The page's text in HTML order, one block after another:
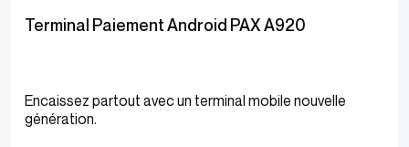
Terminal Paiement Android PAX A920
Encaissez partout avec un terminal mobile nouvelle
génération.